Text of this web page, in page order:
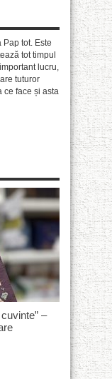
Pap tot. Este
tot timpul
lucru,
tuturor
ce face și asta
–